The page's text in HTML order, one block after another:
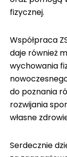
fizycznej.
Współpraca
daje również
wychowania
do poznania
rozwijania
własne
Serdecznie